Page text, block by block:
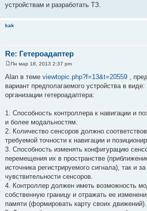
устройствам и разработать ТЗ.
kak
Re: Гетероадаптер
о
б
е
и
е
Пн мар 18, 2013 2:37 pm
Alan в теме viewtopic.php?f=13&t=20559 ,
вариант предполагаемого устройства в
организации гетероадаптера:
1. Способность контроллера к навигации и
и более модальностям.
2. Количество сенсоров должно
требуемой точности к навигации и
3. Способность изменять конфигурацию
перемещения их в пространстве
источника регистрируемого сигнала), так и
чувствительности сенсоров.
4. Контроллер должен иметь возможность
собственную границу и отражать ее
памяти (формировать карту своих движений).